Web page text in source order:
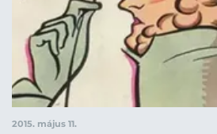
2015. május 11.